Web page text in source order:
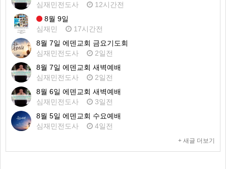
심재민전도사
12시간전
8월 9일
심재민
17시간전
8월 7일 에덴교회 금요기도회
심재민전도사
2일전
8월 7일 에덴교회 새벽예배
심재민전도사
2일전
8월 6일 에덴교회 새벽예배
심재민전도사
3일전
8월 5일 에덴교회 수요예배
심재민전도사
4일전
+ 새글 더보기